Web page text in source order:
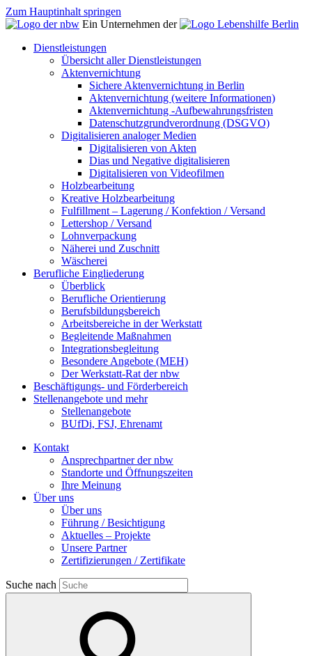
Zum Hauptinhalt springen
Ein Unternehmen der
Dienstleistungen
Übersicht aller Dienstleistungen
Aktenvernichtung
Sichere Aktenvernichtung in Berlin
Aktenvernichtung (weitere Informationen)
Aktenvernichtung -Aufbewahrungsfristen
Datenschutzgrundverordnung (DSGVO)
Digitalisieren analoger Medien
Digitalisieren von Akten
Dias und Negative digitalisieren
Digitalisieren von Videofilmen
Holzbearbeitung
Kreative Holzbearbeitung
Fulfillment – Lagerung / Konfektion / Versand
Lettershop / Versand
Lohnverpackung
Näherei und Zuschnitt
Wäscherei
Berufliche Eingliederung
Überblick
Berufliche Orientierung
Berufsbildungsbereich
Arbeitsbereiche in der Werkstatt
Begleitende Maßnahmen
Integrationsbegleitung
Besondere Angebote (MEH)
Der Werkstatt-Rat der nbw
Beschäftigungs- und Förderbereich
Stellenangebote und mehr
Stellenangebote
BUfDi, FSJ, Ehrenamt
Kontakt
Ansprechpartner der nbw
Standorte und Öffnungszeiten
Ihre Meinung
Über uns
Über uns
Führung / Besichtigung
Aktuelles – Projekte
Unsere Partner
Zertifizierungen / Zertifikate
Suche nach